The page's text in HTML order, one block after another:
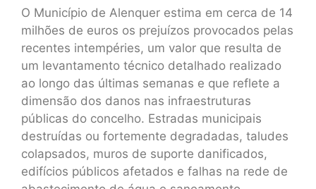
O Município de Alenquer estima em cerca de 14
milhões de euros os prejuízos provocados pelas
recentes intempéries, um valor que resulta de
um levantamento técnico detalhado realizado
ao longo das últimas semanas e que reflete a
dimensão dos danos nas infraestruturas
públicas do concelho. Estradas municipais
destruídas ou fortemente degradadas, taludes
colapsados, muros de suporte danificados,
edifícios públicos afetados e falhas na rede de